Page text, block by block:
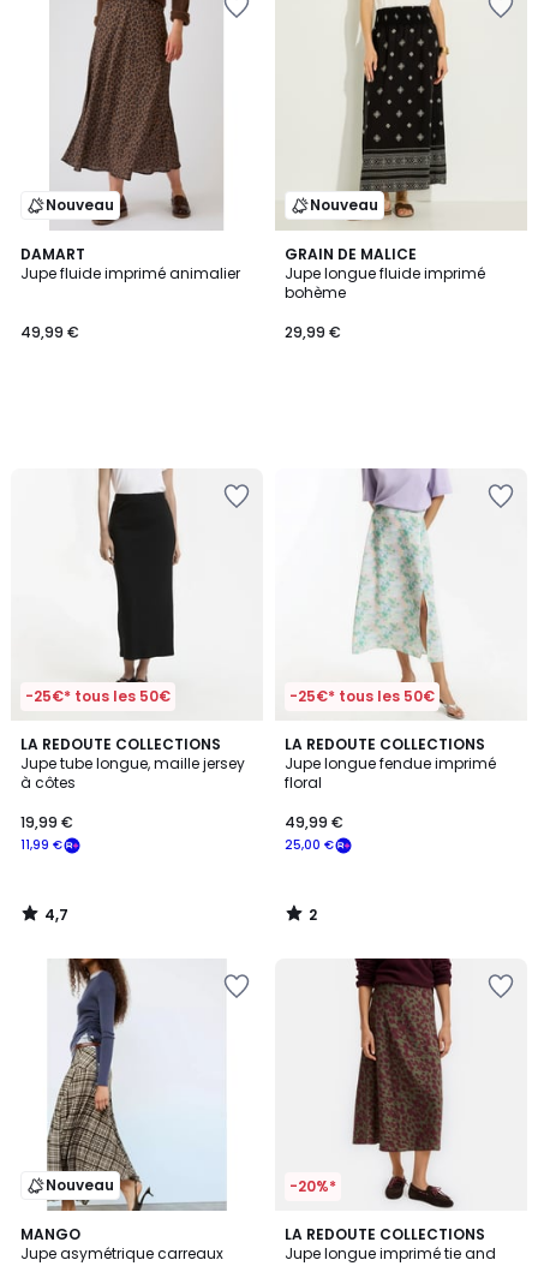
Nouveau
DAMART
Jupe fluide imprimé animalier
49,99 €
Nouveau
GRAIN DE MALICE
Jupe longue fluide imprimé
bohème
29,99 €
-25€* tous les 50€
LA REDOUTE COLLECTIONS
Jupe tube longue, maille jersey
à côtes
11,99 €
19,99 €
4,7
/ 5
4,7
/
-25€* tous les 50€
LA REDOUTE COLLECTIONS
Jupe longue fendue imprimé
floral
25,00 €
49,99 €
2
/
5
2
/
Nouveau
MANGO
Jupe asymétrique carreaux
-20%*
LA REDOUTE COLLECTIONS
Jupe longue imprimé tie and